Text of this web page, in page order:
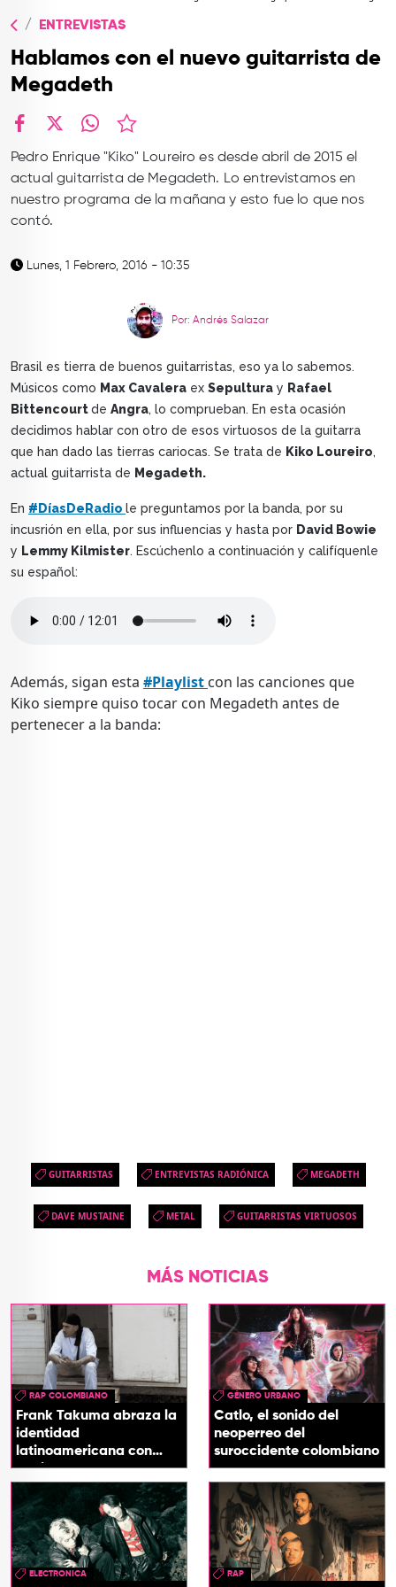
CONTACTO
ENTREVISTAS
Hablamos con el nuevo guitarrista de
Megadeth
Pedro Enrique "Kiko" Loureiro es desde abril de 2015 el
actual guitarrista de Megadeth. Lo entrevistamos en
nuestro programa de la mañana y esto fue lo que nos
contó.
Lunes, 1 Febrero, 2016 - 10:35
Por: Andrés Salazar
Brasil es tierra de buenos guitarristas, eso ya lo sabemos.
Músicos como Max Cavalera ex Sepultura y Rafael
Bittencourtde Angra, lo comprueban. En esta ocasión
decidimos hablar con otro de esos virtuosos de la guitarra
que han dado las tierras cariocas. Se trata de Kiko Loureiro,
actual guitarrista de Megadeth.
En #DíasDeRadio le preguntamos por la banda, por su
incusrión en ella, por sus influencias y hasta por David Bowie
y Lemmy Kilmister. Escúchenlo a continuación y califíquenle
su español:
Además, sigan esta #Playlist con las canciones que
Kiko siempre quiso tocar con Megadeth antes de
pertenecer a la banda:
GUITARRISTAS ENTREVISTAS RADIÓNICA MEGADETH
DAVE MUSTAINE METAL GUITARRISTAS VIRTUOSOS
MÁS NOTICIAS
RAP COLOMBIANO
Frank Takuma abraza la
identidad
latinoamericana con
'InDios'
GÉNERO URBANO
Catlo, el sonido del
neoperreo del
suroccidente colombiano
ELECTRONICA RAP